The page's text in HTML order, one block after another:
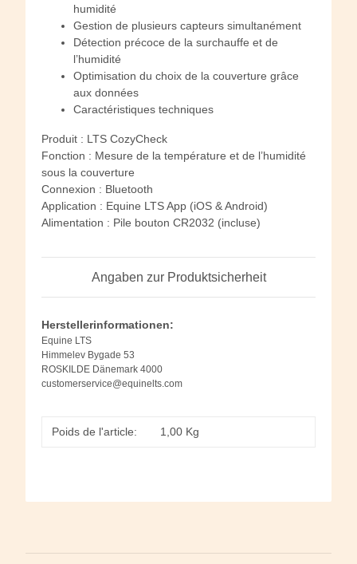
humidité
Gestion de plusieurs capteurs simultanément
Détection précoce de la surchauffe et de
l’humidité
Optimisation du choix de la couverture grâce
aux données
Caractéristiques techniques
Produit : LTS CozyCheck
Fonction : Mesure de la température et de l’humidité
sous la couverture
Connexion : Bluetooth
Application : Equine LTS App (iOS & Android)
Alimentation : Pile bouton CR2032 (incluse)
Angaben zur Produktsicherheit
Herstellerinformationen:
Equine LTS
Himmelev Bygade 53
ROSKILDE Dänemark 4000
customerservice@equinelts.com
Poids de l'article: 1,00 Kg